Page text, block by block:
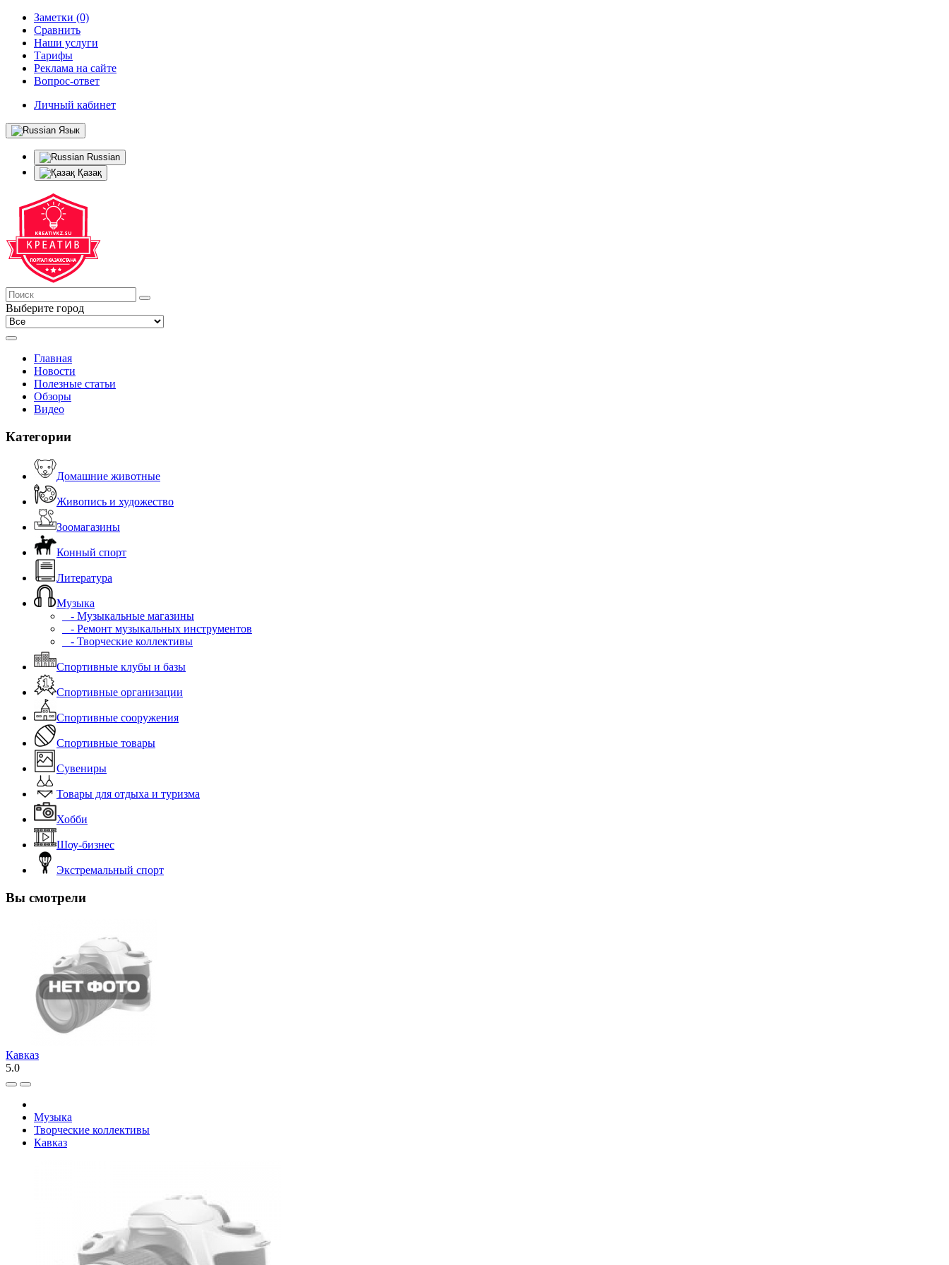
Заметки (0)
Сравнить
Наши услуги
Тарифы
Реклама на сайте
Вопрос-ответ
Личный кабинет
Язык
Russian
Қазақ
Выберите город
Главная
Новости
Полезные статьи
Обзоры
Видео
Категории
Домашние животные
Живопись и художество
Зоомагазины
Конный спорт
Литература
Музыка
- Музыкальные магазины
- Ремонт музыкальных инструментов
- Творческие коллективы
Спортивные клубы и базы
Спортивные организации
Спортивные сооружения
Спортивные товары
Сувениры
Товары для отдыха и туризма
Хобби
Шоу-бизнес
Экстремальный спорт
Вы смотрели
Кавказ
5.0
Музыка
Творческие коллективы
Кавказ